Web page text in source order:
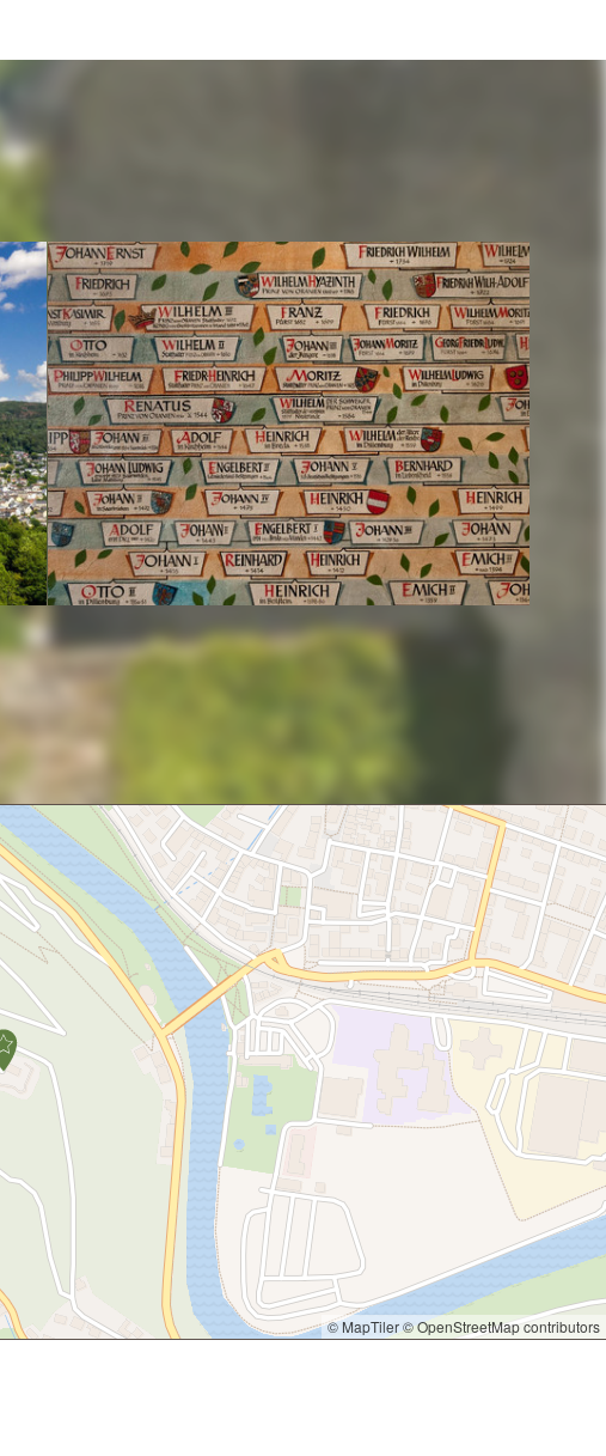
© MapTiler© OpenStreetMap contributors